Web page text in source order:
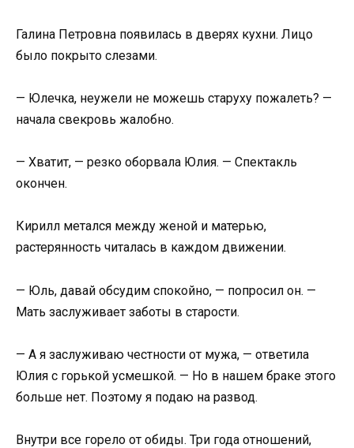
Галина Петровна появилась в дверях кухни. Лицо
было покрыто слезами.
— Юлечка, неужели не можешь старуху пожалеть? —
начала свекровь жалобно.
— Хватит, — резко оборвала Юлия. — Спектакль
окончен.
Кирилл метался между женой и матерью,
растерянность читалась в каждом движении.
— Юль, давай обсудим спокойно, — попросил он. —
Мать заслуживает заботы в старости.
— А я заслуживаю честности от мужа, — ответила
Юлия с горькой усмешкой. — Но в нашем браке этого
больше нет. Поэтому я подаю на развод.
Внутри все горело от обиды. Три года отношений,